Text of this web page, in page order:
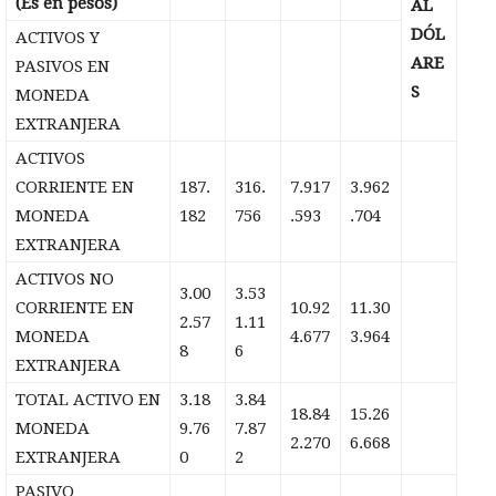
AL
DÓL
ARE
S
ACTIVOS Y
PASIVOS EN
MONEDA
EXTRANJERA
ACTIVOS
CORRIENTE EN
MONEDA
EXTRANJERA
187.
182
316.
756
7.917
.593
3.962
.704
ACTIVOS NO
CORRIENTE EN
MONEDA
EXTRANJERA
3.00
2.57
8
3.53
1.11
6
10.92
4.677
11.30
3.964
TOTAL ACTIVO EN
MONEDA
EXTRANJERA
3.18
9.76
0
3.84
7.87
2
18.84
2.270
15.26
6.668
PASIVO